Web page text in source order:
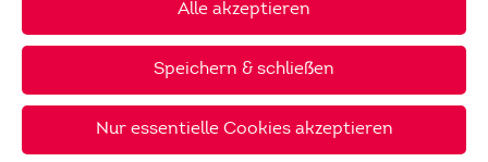
HOLSTEIN
RED HOLSTEIN
FLECKVIEH
JERSEY
Alle akzeptieren
Speichern & schließen
Nur essentielle Cookies akzeptieren